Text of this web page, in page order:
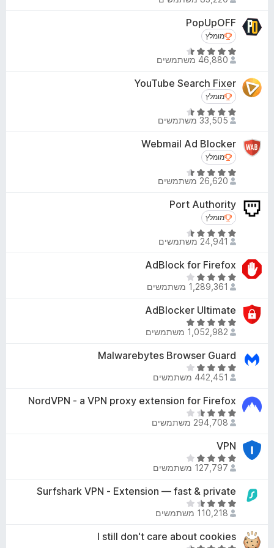
5
4
מ
ת
ו
5
י
ר
ו
ג
4
2
מ
ת
ו
5
PopUpOFF
מומלץ
מומלץ
ד
י
ו
ג
4
3
מ
ת
ו
5
46,880 משתמשים
YouTube Search Fixer
מומלץ
מומלץ
ד
י
ו
ג
4
4
מ
ת
ו
5
33,505 משתמשים
Webmail Ad Blocker
מומלץ
מומלץ
ד
י
ו
ג
4
4
מ
ת
ך
5
26,620 משתמשים
Port Authority
מומלץ
מומלץ
ד
י
ו
ג
.
6
מ
ת
ך
24,941 משתמשים
AdBlock for Firefox
ד
י
ו
ג
.
2
מ
ו
ך
1,289,361 משתמשים
AdBlocker Ultimate
ד
י
ר
ו
ג
.
8
מ
ו
ך
1,052,982 משתמשים
Malwarebytes Browser Guard
ד
י
ו
ג
.
2
מ
ו
ך
442,451 משתמשים
NordVPN - a VPN proxy extension for Firefox
ד
י
ר
ו
ג
.
7
מ
ו
294,708 משתמשים
VPN
ד
י
ו
ג
.
127,797 משתמשים
Surfshark VPN - Extension — fast & private
ד
י
ו
110,218 משתמשים
I still don't care about cookies